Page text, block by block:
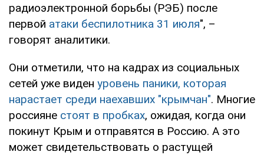
радиоэлектронной борьбы (РЭБ) после
первой атаки беспилотника 31 июля", –
говорят аналитики.
Они отметили, что на кадрах из социальных
сетей уже виден уровень паники, которая
нарастает среди наехавших "крымчан". Многие
россияне стоят в пробках, ожидая, когда они
покинут Крым и отправятся в Россию. А это
может свидетельствовать о растущей